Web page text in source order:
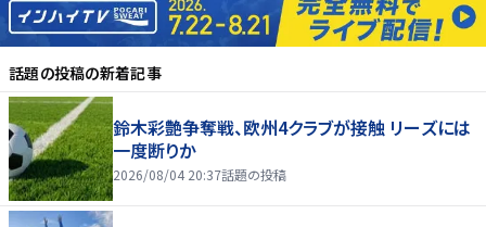
話題の投稿の新着記事
鈴木彩艶争奪戦、欧州4クラブが接触 リーズには
一度断りか
2026/08/04 20:37話題の投稿